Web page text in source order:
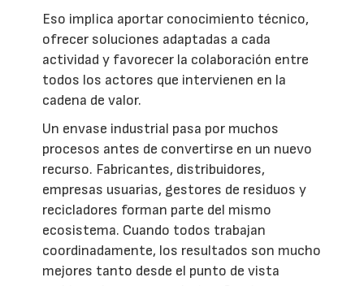
Eso implica aportar conocimiento técnico,
ofrecer soluciones adaptadas a cada
actividad y favorecer la colaboración entre
todos los actores que intervienen en la
cadena de valor.
Un envase industrial pasa por muchos
procesos antes de convertirse en un nuevo
recurso. Fabricantes, distribuidores,
empresas usuarias, gestores de residuos y
recicladores forman parte del mismo
ecosistema. Cuando todos trabajan
coordinadamente, los resultados son mucho
mejores tanto desde el punto de vista